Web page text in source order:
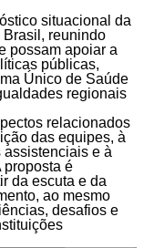
situacional da
reunindo
possam apoiar a
públicas,
Único de Saúde
regionais
relacionados
das equipes, à
e à
proposta é
da escuta e da
ao mesmo
desafios e